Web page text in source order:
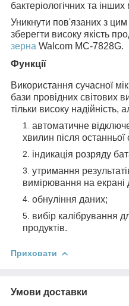
бактеріологічних та
Уникнути пов'язаних з
зберегти високу якість
зерна Walcom MC-7828G.
Функції
Використання сучасної
бази провідних світових
тільки високу надійність,
автоматичне
хвилин після останньої
індикація розряду
утримання
вимірювання на екрані
обнуління даних;
вибір калібрування
продуктів.
Приховати
Умови доставки